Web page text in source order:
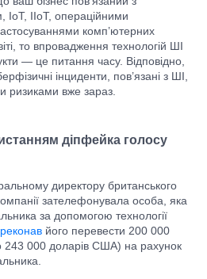
IoT, IIoT, операційними
комп’ютерних
то впровадження технологій ШІ
— це питання часу. Відповідно,
інциденти, пов’язані з ШІ,
ризиками вже зараз.
діпфейка голосу
директору британського
зателефонувала особа, яка
за допомогою технології
його перевести 200 000
243 000 доларів США) на рахунок